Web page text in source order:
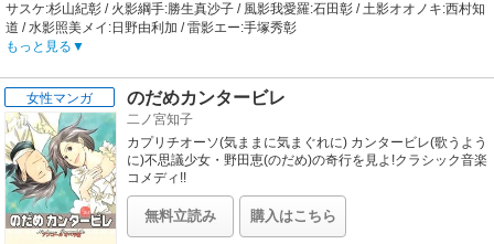
サスケ:杉山紀彰 / 火影綱手:勝生真沙子 / 風影我愛羅:石田彰 / 土影オオノキ:西村知
道 / 水影照美メイ:日野由利加 / 雷影エー:手塚秀彰
【制作会社】
【スタッフ情報】
原作:岸本斉史（『週刊少年ジャンプ』連載）
監督:伊達勇登
音響監督:なかのとおる / 音楽:梶浦由記 / プロデューサー:北山茂、青木真美子
【音楽】
OP01:nobodyknows+「Hero's Come Back!!」 / OP02:LONG SHOT
PARTY「distance」 / OP03:いきものがかり「ブルーバード」 / OP04:井上ジョー
「CLOSER」 / OP05:いきものがかり「ホタルノヒカリ」 / OP06:FLOW「Sign」
/ OP07:秦基博「透明だった世界」 / OP08:NICO Touches the Walls「Diver」 /
もっと見る
女性マンガ のだめカンタービレ
二ノ宮知子
カプリチオーソ(気ままに気まぐれに) カンタービレ(歌うよう
に)不思議少女・野田恵(のだめ)の奇行を見よ!クラシック音楽
コメディ!!
無料立読み 購入はこちら